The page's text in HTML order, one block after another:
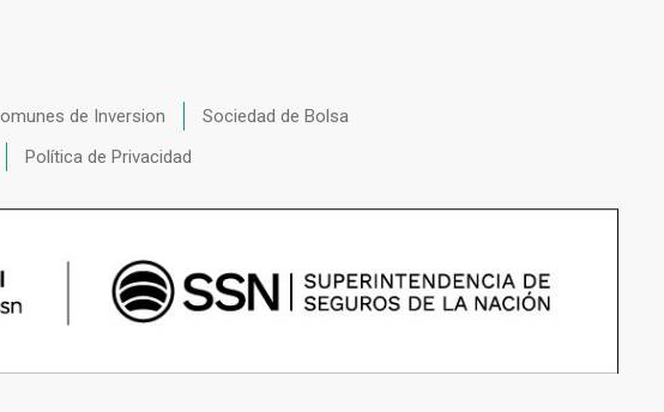
de Inversion
Sociedad de Bolsa
Política de Privacidad